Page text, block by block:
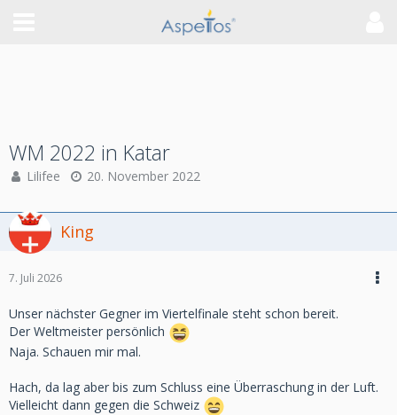
WM 2022 in Katar
Lilifee 20. November 2022
King
7. Juli 2026
Unser nächster Gegner im Viertelfinale steht schon bereit.
Der Weltmeister persönlich
Naja. Schauen mir mal.
Hach, da lag aber bis zum Schluss eine Überraschung in der Luft.
Vielleicht dann gegen die Schweiz